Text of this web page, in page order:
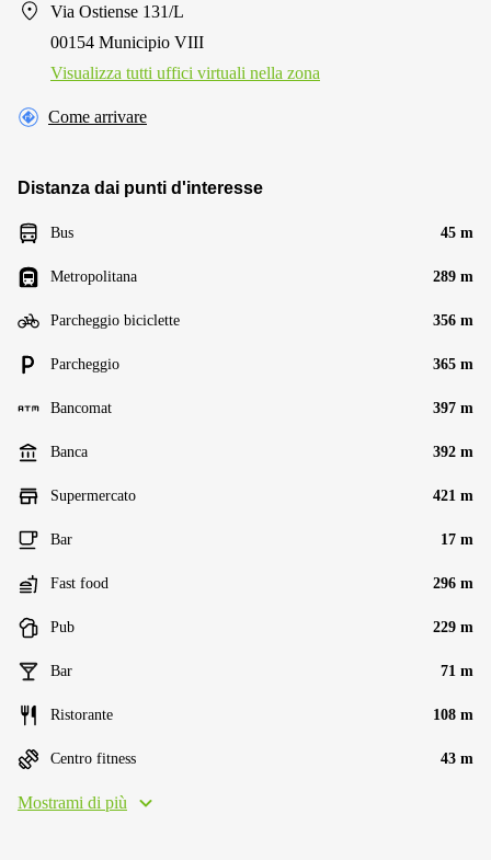
Via Ostiense 131/L
00154 Municipio VIII
Visualizza tutti uffici virtuali nella zona
Come arrivare
Distanza dai punti d'interesse
Bus 45 m
Metropolitana 289 m
Parcheggio biciclette 356 m
Parcheggio 365 m
Bancomat 397 m
Banca 392 m
Supermercato 421 m
Bar 17 m
Fast food 296 m
Pub 229 m
Bar 71 m
Ristorante 108 m
Centro fitness 43 m
Mostrami di più